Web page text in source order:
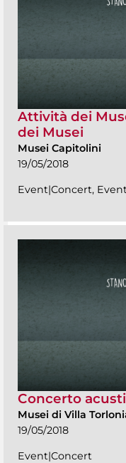
Attività dei
dei Musei
Musei Capitolini
19/05/2018
Event|Concert,
Concerto
Musei di Villa
19/05/2018
Event|Concert